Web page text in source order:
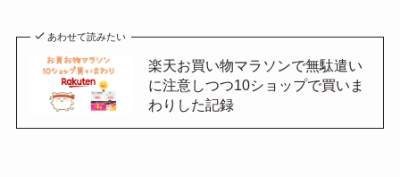
あわせて読みたい
楽天お買い物マラソンで無駄遣い
に注意しつつ10ショップで買いま
わりした記録